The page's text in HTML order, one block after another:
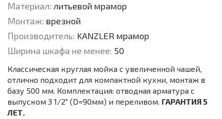
Материал: литьевой мрамор
Монтаж: врезной
Производитель: KANZLER мрамор
Ширина шкафа не менее: 50
Классическая круглая мойка c увеличенной чашей,
отлично подходит для компактной кухни, монтаж в
базу 500 мм. Комплектация: отводная арматура с
выпуском 3 1/2" (D=90мм) и переливом. ГАРАНТИЯ 5
ЛЕТ.